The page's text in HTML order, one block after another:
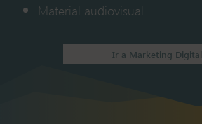
Material audiovisual
Ir a Marketing Digital